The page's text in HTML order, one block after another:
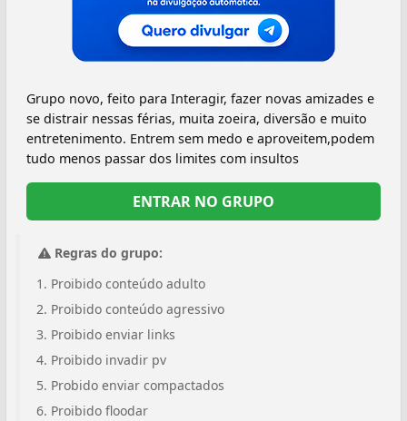
Grupo novo, feito para Interagir, fazer novas amizades e
se distrair nessas férias, muita zoeira, diversão e muito
entretenimento. Entrem sem medo e aproveitem,podem
tudo menos passar dos limites com insultos
ENTRAR NO GRUPO
Regras do grupo:
Proibido conteúdo adulto
Proibido conteúdo agressivo
Proibido enviar links
Proibido invadir pv
Probido enviar compactados
Proibido floodar